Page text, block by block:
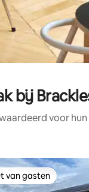
bij
voor
van gasten
van gasten